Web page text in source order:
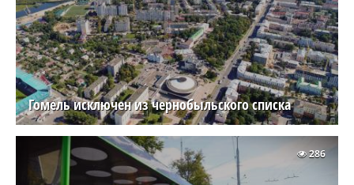
Гомель исключен из чернобыльского списка
286